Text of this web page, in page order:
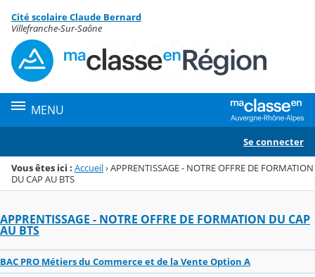
Menu de la rubrique
Contenu
Cité scolaire Claude Bernard
Villefranche-Sur-Saône
MENU
Se connecter
Vous êtes ici : Accueil›APPRENTISSAGE - NOTRE OFFRE DE FORMATION
DU CAP AU BTS
APPRENTISSAGE - NOTRE OFFRE DE FORMATION DU CAP
AU BTS
BAC PRO Métiers du Commerce et de la Vente Option A